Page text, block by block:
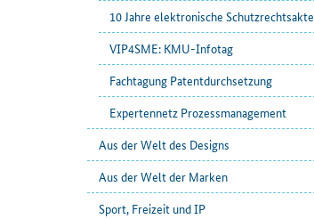
10 Jahre elektronische Schutzrechtsakte
VIP4SME: KMU-Infotag
Fachtagung Patentdurchsetzung
Expertennetz Prozessmanagement
Aus der Welt des Designs
Aus der Welt der Marken
Sport, Freizeit und IP